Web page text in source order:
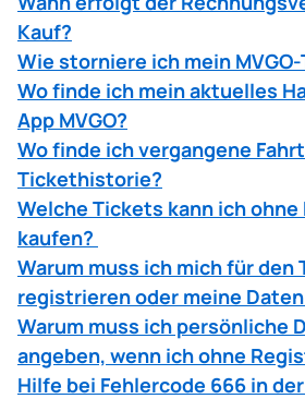
in der App oder per SMS.
In der Rechnung, die Sie von
sehen Sie die tatsächlichen
Rechnungsstellung wird
Betrag von Ihrem Konto
Reservierung gelöscht. Beim
beginnt dann eine neue
Kauf?
Wie storniere ich mein
Wo finde ich mein aktuelles
App MVGO?
Wo finde ich vergangene
Tickethistorie?
Welche Tickets kann ich
kaufen?
Warum muss ich mich für den
registrieren oder meine
Warum muss ich persönliche
angeben, wenn ich ohne
Hilfe bei Fehlercode 666 in der